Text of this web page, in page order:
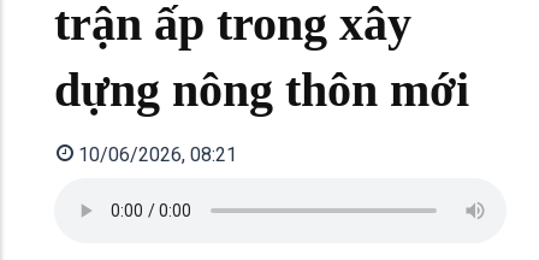
trận ấp trong xây
dựng nông thôn mới
10/06/2026, 08:21